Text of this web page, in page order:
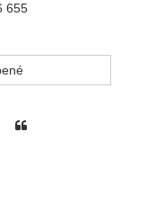
655